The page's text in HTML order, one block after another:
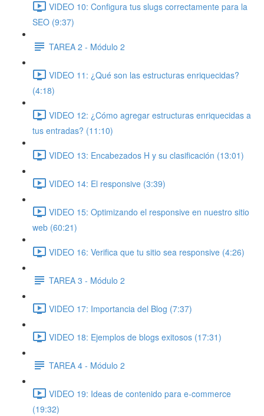
VIDEO 10: Configura tus slugs correctamente para la
SEO (9:37)
TAREA 2 - Módulo 2
VIDEO 11: ¿Qué son las estructuras enriquecidas?
(4:18)
VIDEO 12: ¿Cómo agregar estructuras enriquecidas a
tus entradas? (11:10)
VIDEO 13: Encabezados H y su clasificación (13:01)
VIDEO 14: El responsive (3:39)
VIDEO 15: Optimizando el responsive en nuestro sitio
web (60:21)
VIDEO 16: Verifica que tu sitio sea responsive (4:26)
TAREA 3 - Módulo 2
VIDEO 17: Importancia del Blog (7:37)
VIDEO 18: Ejemplos de blogs exitosos (17:31)
TAREA 4 - Módulo 2
VIDEO 19: Ideas de contenido para e-commerce
(19:32)